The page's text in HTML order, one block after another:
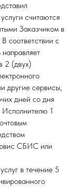
считаются
Заказчиком в
соответствии с
2 (двух)
другие сервисы,
дней со дня
Исполнителю 1
СБИС или
в течение 5